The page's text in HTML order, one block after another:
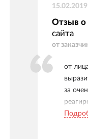
15.02.2019
Отзыв о
сайта
от
от
за